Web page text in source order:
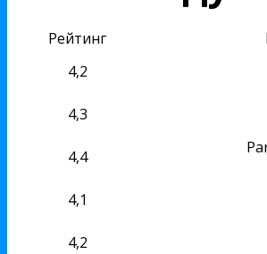
Рейтинг
4,2
4,3
4,4
4,1
4,2